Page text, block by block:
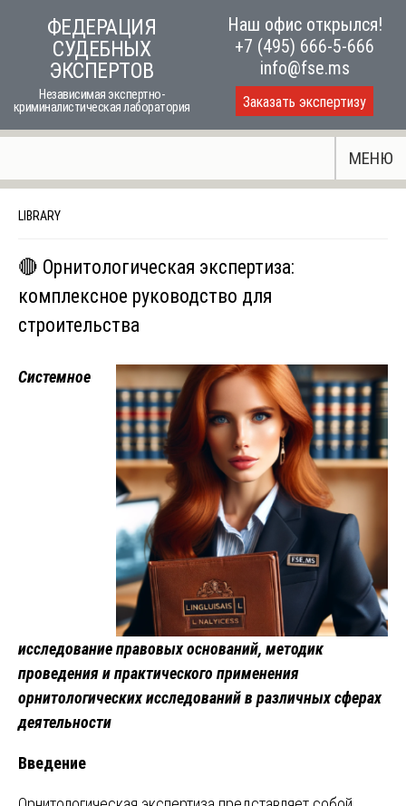
ФЕДЕРАЦИЯ
СУДЕБНЫХ
ЭКСПЕРТОВ
Независимая экспертно-
криминалистическая лаборатория
Наш офис открылся!
+7 (495) 666-5-666
info@fse.ms
Заказать экспертизу
МЕНЮ
LIBRARY
🔴 Орнитологическая экспертиза:
комплексное руководство для
строительства
Системное
исследование правовых оснований, методик
проведения и практического применения
орнитологических исследований в различных сферах
деятельности
Введение